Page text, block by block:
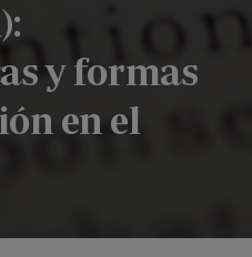
y formas
en el